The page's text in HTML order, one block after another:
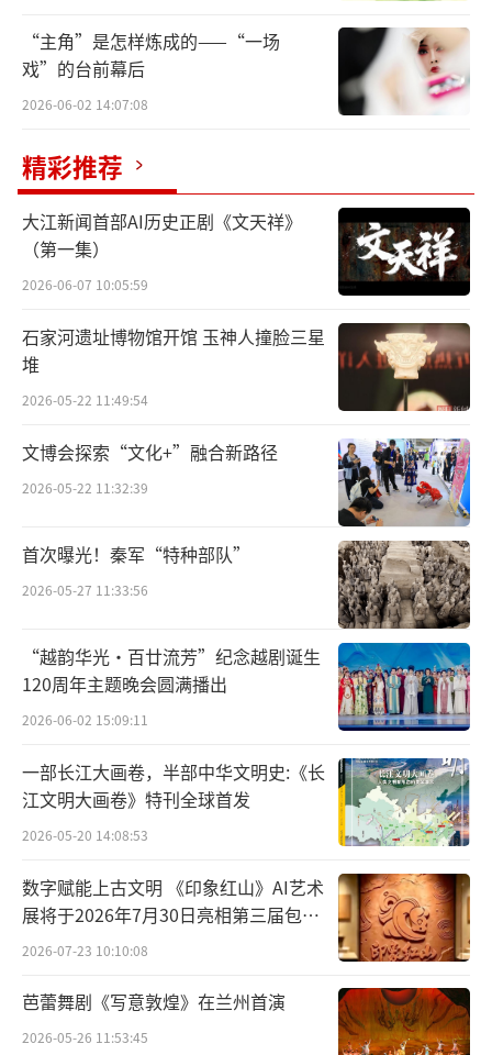
材，扎实开展党史学习教育，引导全市党员干
部追溯红色记忆、践行初心使命，从党的百年
伟大奋斗历程中汲取前进的智慧和力量，更加
奋发有为地推动首都新发展，以优异成绩庆祝
中国共产党成立100周年。
展览分为“经历近代各种力量救亡图存探
索的失败 工人阶级开始登上历史舞台”“唤起
民族觉醒 构筑新文化运动的中心”“高举爱国
旗帜 形成五四运动的策源地”“播撒革命火种
打造马克思主义在中国早期传播的主阵
育地之一”“不忘初心、牢记使命”六个部
分，通过一幅幅老照片、一件件革命文物、一
段段珍贵历史影像等，记录中国共产党人的梦
想和追求、情怀和担当、牺牲和奉献。
6月16日，在天津博物馆参观“红色记忆
——天津革命文物展”时，天津市委书记李鸿忠
在百年党史中留下了许多弥足珍贵的革命印
记，红色资源非常丰富。回顾党的奋斗历史和
天津地方党史，倍感自豪，重温学习习近平总
书记和党中央对天津的重要指示要求，我们深
感责任重大。“十四五”新征程已经开启，向
第二个百年奋斗目标进军的号角正在吹响，要
以开展党史学习教育为契机，弘扬革命文化，
传承红色基因，学史明理、学史增信、学史崇
“主角”是怎样炼成的——“一场
戏”的台前幕后
2026-06-02 14:07:08
精彩推荐
大江新闻首部AI历史正剧《文天祥》
（第一集）
2026-06-07 10:05:59
石家河遗址博物馆开馆 玉神人撞脸三星
堆
2026-05-22 11:49:54
文博会探索“文化+”融合新路径
2026-05-22 11:32:39
首次曝光！秦军“特种部队”
2026-05-27 11:33:56
“越韵华光·百廿流芳”纪念越剧诞生
120周年主题晚会圆满播出
2026-06-02 15:09:11
一部长江大画卷，半部中华文明史:《长
江文明大画卷》特刊全球首发
2026-05-20 14:08:53
数字赋能上古文明 《印象红山》AI艺术
展将于2026年7月30日亮相第三届包头
艺博会
2026-07-23 10:10:08
芭蕾舞剧《写意敦煌》在兰州首演
2026-05-26 11:53:45